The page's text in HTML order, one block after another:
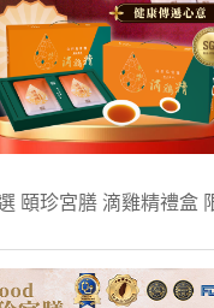
頤珍宮膳 滴雞精禮盒